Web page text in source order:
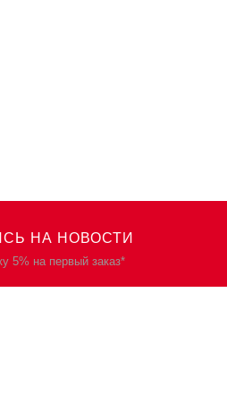
НА НОВОСТИ
5% на первый заказ*